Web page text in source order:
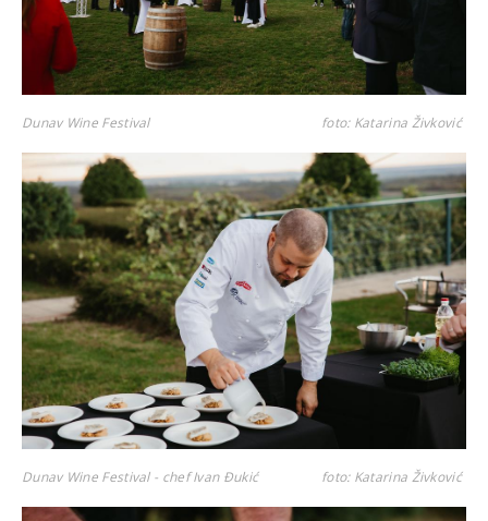
Dunav Wine Festival foto: Katarina Živković
Dunav Wine Festival - chef Ivan Đukić foto: Katarina Živković